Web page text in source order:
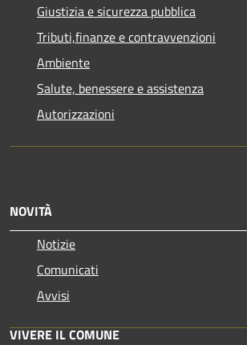
Giustizia e sicurezza pubblica
Tributi,finanze e contravvenzioni
Ambiente
Salute, benessere e assistenza
Autorizzazioni
NOVITÀ
Notizie
Comunicati
Avvisi
VIVERE IL COMUNE